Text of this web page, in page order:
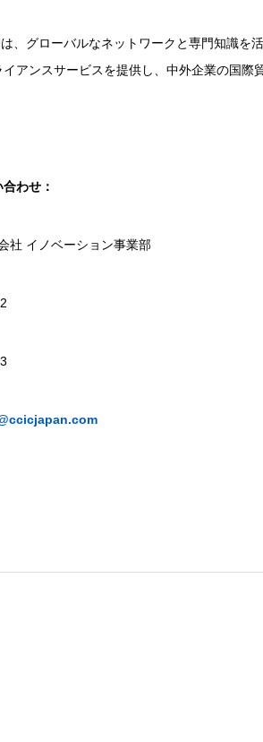
、グローバルなネットワークと専門知識を
アンスサービスを提供し、中外企業の国際
わせ：
社 イノベーション事業部